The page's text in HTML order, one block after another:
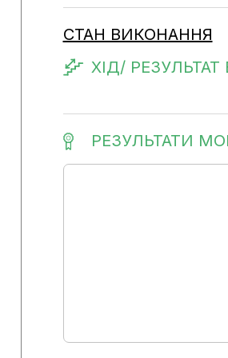
СТАН ВИКОНАННЯ
ХІД/
РЕЗУЛЬТАТИ